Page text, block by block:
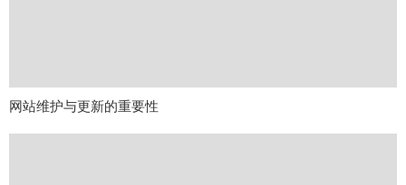
网站维护与更新的重要性